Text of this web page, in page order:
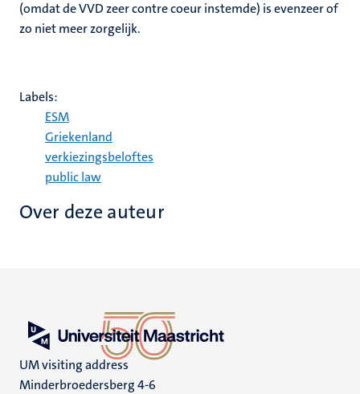
(omdat de VVD zeer contre coeur instemde) is evenzeer of
zo niet meer zorgelijk.
Labels:
ESM
Griekenland
verkiezingsbeloftes
public law
Over deze auteur
UM visiting address
Minderbroedersberg 4-6